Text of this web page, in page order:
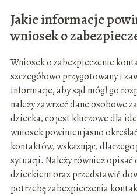
Jakie informacje
wniosek o
Wniosek o zabezpieczenie
szczegółowo przygotowany i
informacje, aby sąd mógł go
należy zawrzeć dane osobowe
dziecka, co jest kluczowe dla
wniosek powinien jasno
kontaktów, wskazując,
sytuacji. Należy również
dzieckiem oraz przedstawić
potrzebę zabezpieczenia